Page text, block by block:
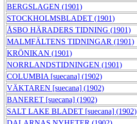
BERGSLAGEN (1901)
STOCKHOLMSBLADET (1901)
ÅSBO HÄRADERS TIDNING (1901)
MALMFÄLTENS TIDNINGAR (1901)
KRÖNIKAN (1901)
NORRLANDSTIDNINGEN (1901)
COLUMBIA [suecana] (1902)
VÄKTAREN [suecana] (1902)
BANERET [suecana] (1902)
SALT LAKE BLADET [suecana] (1902)